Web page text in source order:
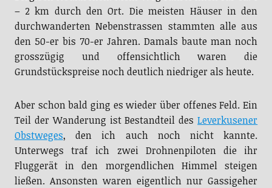
– 2 km durch den Ort. Die meisten Häuser in den
durchwanderten Nebenstrassen stammten alle aus
den 50-er bis 70-er Jahren. Damals baute man noch
grosszügig und offensichtlich waren die
Grundstückspreise noch deutlich niedriger als heute.
Aber schon bald ging es wieder über offenes Feld. Ein
Teil der Wanderung ist Bestandteil desLeverkusener
Obstweges, den ich auch noch nicht kannte.
Unterwegs traf ich zwei Drohnenpiloten die ihr
Fluggerät in den morgendlichen Himmel steigen
ließen. Ansonsten waren eigentlich nur Gassigeher